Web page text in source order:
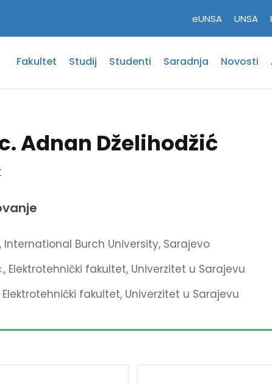
eUNSA UNSA
Fakultet Studij Studenti Saradnja Novosti
Adnan Dželihodžić
International Burch University, Sarajevo
Elektrotehnički fakultet, Univerzitet u Sarajevu
Elektrotehnički fakultet, Univerzitet u Sarajevu